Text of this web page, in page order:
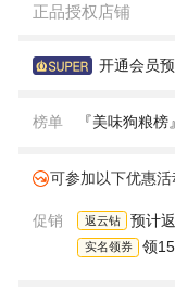
正品授权店铺
开通会员
榜单 『美味狗粮榜
可参加以下优惠活
促销 返云钻 预计
实名领券 领